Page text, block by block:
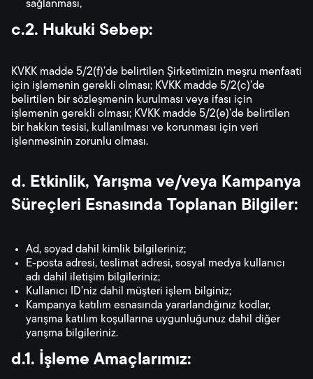
sağlanması,
c.2. Hukuki Sebep:
KVKK madde 5/2(f)’de belirtilen Şirketimizin meşru menfaati
için işlemenin gerekli olması; KVKK madde 5/2(c)’de
belirtilen bir sözleşmenin kurulması veya ifası için
işlemenin gerekli olması; KVKK madde 5/2(e)’de belirtilen
bir hakkın tesisi, kullanılması ve korunması için veri
işlenmesinin zorunlu olması.
d. Etkinlik, Yarışma ve/veya Kampanya
Süreçleri Esnasında Toplanan Bilgiler:
Ad, soyad dahil kimlik bilgileriniz;
E-posta adresi, teslimat adresi, sosyal medya kullanıcı
adı dahil iletişim bilgileriniz;
Kullanıcı ID’niz dahil müşteri işlem bilginiz;
Kampanya katılım esnasında yararlandığınız kodlar,
yarışma katılım koşullarına uygunluğunuz dahil diğer
yarışma bilgileriniz.
d.1. İşleme Amaçlarımız: